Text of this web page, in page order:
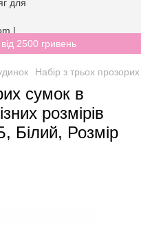
2500 гривень
Набір з трьох прозорих
сумок в
розмірів
Білий, Розмір